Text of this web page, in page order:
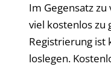
Im Gegensatz
viel kostenlos zu
Registrierung ist
loslegen.